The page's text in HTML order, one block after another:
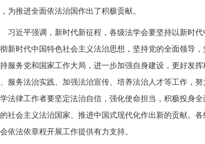
为推进全面依法治国作出了积极贡献。
习近平强调，新时代新征程，各级法学会要坚持以新时
新时代中国特色社会主义法治思想，坚持党的全面领导
服务党和国家工作大局，进一步加强自身建设，更好发
服务法治实践、加强法治宣传、培养法治人才等工作，
法律工作者要坚定法治自信，强化使命担当，积极投身
社会主义法治国家、推进中国式现代化作出新的贡献。
依法依章程开展工作提供有力支持。